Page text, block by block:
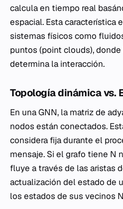
calcula en tiempo real
espacial. Esta característica
sistemas físicos como
puntos (point clouds),
determina la interacción.
Topología dinámica vs.
En una GNN, la matriz de
nodos están conectados.
considera fija durante el
mensaje. Si el grafo tiene N
fluye a través de las aristas
actualización del estado de
los estados de sus vecinos